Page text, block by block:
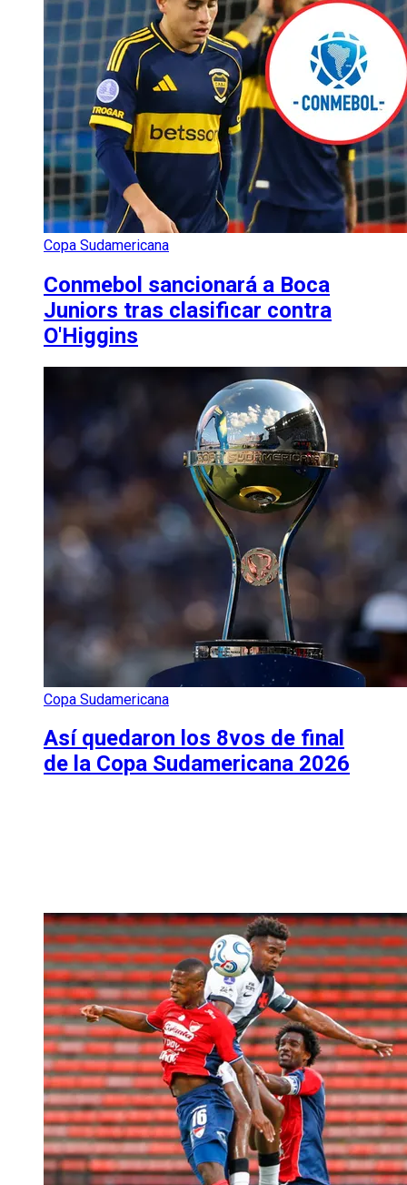
Copa Sudamericana
Conmebol sancionará a Boca
Juniors tras clasificar contra
O'Higgins
Copa Sudamericana
Así quedaron los 8vos de final
de la Copa Sudamericana 2026